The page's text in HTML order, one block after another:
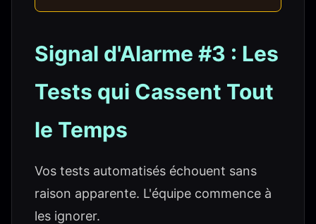
Signal d'Alarme #3 : Les
Tests qui Cassent Tout
le Temps
Vos tests automatisés échouent sans
raison apparente. L'équipe commence à
les ignorer.